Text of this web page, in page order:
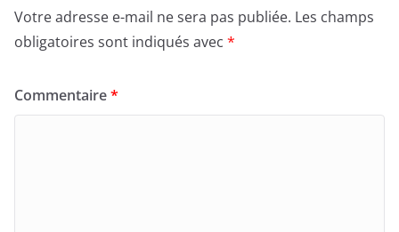
Votre adresse e-mail ne sera pas publiée. Les champs
obligatoires sont indiqués avec *
Commentaire*